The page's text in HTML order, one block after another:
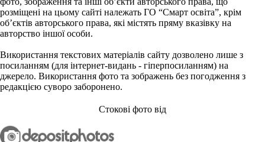
розміщені на цьому сайті належать ГО “Смарт освіта”, крім
об’єктів авторського права, які містять пряму вказівку на
авторство іншої особи.
Використання текстових матеріалів сайту дозволено лише з
посиланням (для інтернет-видань - гіперпосиланням) на
джерело. Використання фото та зображень без погодження з
редакцією суворо заборонено.
Стокові фото від